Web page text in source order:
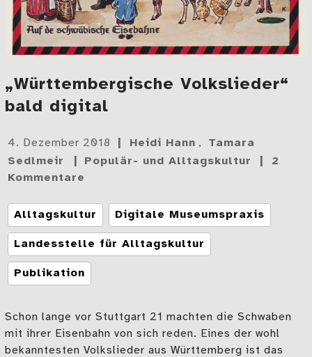
„Württembergische Volkslieder“
bald digital
Gepostet
am
4. Dezember 2018 Heidi Hann ,
Tamara
Sedlmeir
Populär- und Alltagskultur
2
Kommentare
Tags
Alltagskultur Digitale Museumspraxis
Landesstelle für Alltagskultur
Publikation
Schon lange vor Stuttgart 21 machten die Schwaben
mit ihrer Eisenbahn von sich reden. Eines der wohl
bekanntesten Volkslieder aus Württemberg ist das